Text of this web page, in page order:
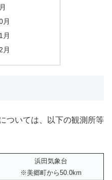
月
月
月
ついては、以下の観測所等
浜田気象台
※美郷町から50.0km